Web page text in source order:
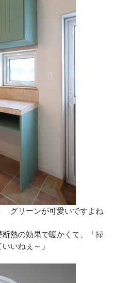
グリーンが可愛いですよね
熱の効果で暖かくて、「掃
いねぇ～」